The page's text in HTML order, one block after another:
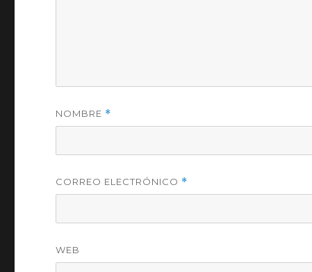
NOMBRE *
CORREO ELECTRÓNICO *
WEB